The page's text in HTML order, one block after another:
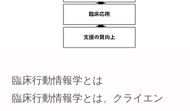
臨床行動情報学とは
臨床行動情報学とは、クライエン